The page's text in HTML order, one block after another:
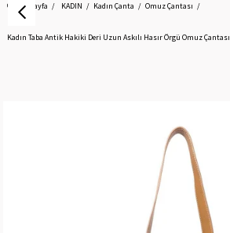
Anasayfa KADIN Kadın Çanta Omuz Çantası
Kadın Taba Antik Hakiki Deri Uzun Askılı Hasır Örgü Omuz Çantası